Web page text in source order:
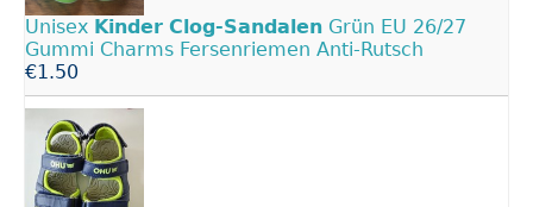
Unisex Kinder Clog-Sandalen Grün EU 26/27
Gummi Charms Fersenriemen Anti-Rutsch
€1.50